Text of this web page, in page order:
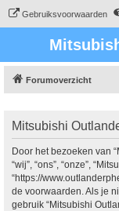
Gebruiksvoorwaarden
Forumoverzicht
Mitsubishi
Door het bezoeken van
“wij”, “ons”, “onze”,
“https://
de voorwaarden. Als je
gebruik “Mitsubishi